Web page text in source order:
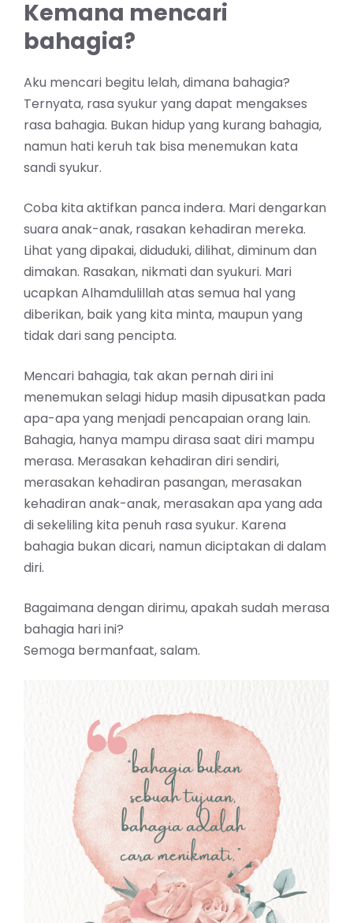
Kemana mencari
bahagia?
Aku mencari begitu lelah, dimana bahagia?
Ternyata, rasa syukur yang dapat mengakses
rasa bahagia. Bukan hidup yang kurang bahagia,
namun hati keruh tak bisa menemukan kata
sandi syukur.
Coba kita aktifkan panca indera. Mari dengarkan
suara anak-anak, rasakan kehadiran mereka.
Lihat yang dipakai, diduduki, dilihat, diminum dan
dimakan. Rasakan, nikmati dan syukuri. Mari
ucapkan Alhamdulillah atas semua hal yang
diberikan, baik yang kita minta, maupun yang
tidak dari sang pencipta.
Mencari bahagia, tak akan pernah diri ini
menemukan selagi hidup masih dipusatkan pada
apa-apa yang menjadi pencapaian orang lain.
Bahagia, hanya mampu dirasa saat diri mampu
merasa. Merasakan kehadiran diri sendiri,
merasakan kehadiran pasangan, merasakan
kehadiran anak-anak, merasakan apa yang ada
di sekeliling kita penuh rasa syukur. Karena
bahagia bukan dicari, namun diciptakan di dalam
diri.
Bagaimana dengan dirimu, apakah sudah merasa
bahagia hari ini?
Semoga bermanfaat, salam.